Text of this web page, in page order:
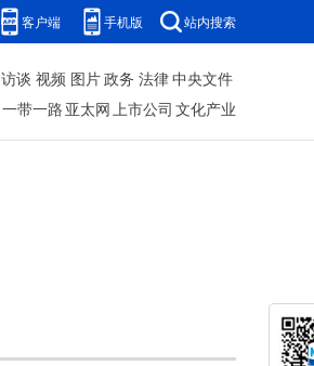
客户端 手机版 站内搜索
访谈 视频 图片政务 法律中央文件
一带一路 亚太网上市公司 文化产业